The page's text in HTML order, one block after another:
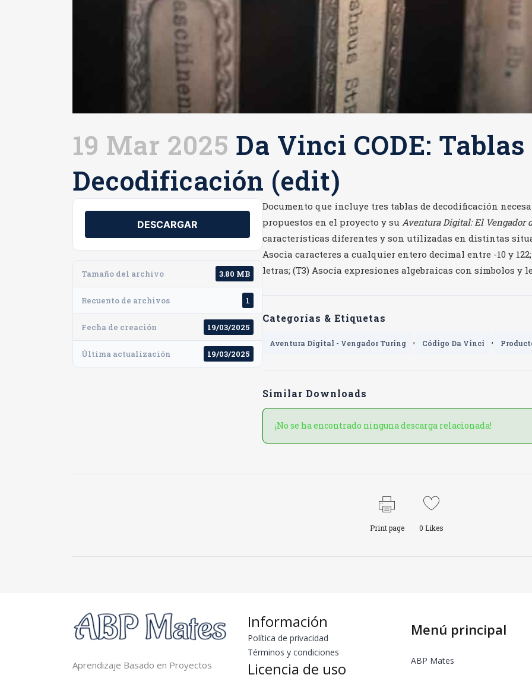
19 Mar 2025 Da Vinci CODE: Tablas
Decodificación (edit)
DESCARGAR
Tamaño del archivo 3.80 MB
Recuento de archivos 1
Fecha de creación 19/03/2025
Última actualización 19/03/2025
Documento que incluye tres tablas de decodificación
propuestos en el proyecto y su Aventura Digital: El Vengador
características diferentes y son utilizadas en distintas
Asocia caracteres a cualquier entero decimal entre -10 y
letras; (T3) Asocia expresiones algebraicas con símbolos y
Categorías & Etiquetas
Aventura Digital - Vengador Turing , Código Da Vinci ,
Similar Downloads
¡No se ha encontrado ninguna descarga relacionada!
Print page 0 Likes
Aprendizaje Basado en Proyectos
Información
Política de privacidad
Términos y condiciones
Licencia de uso
Menú principal
ABP Mates